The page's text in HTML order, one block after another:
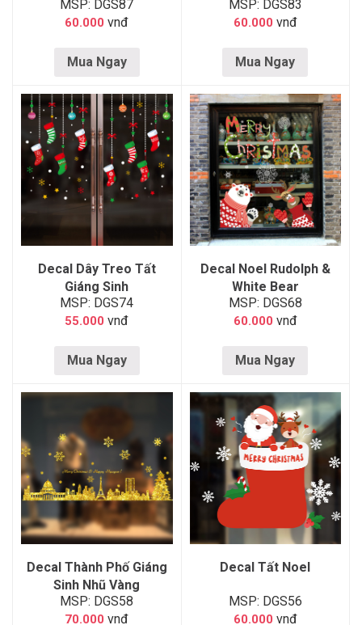
MSP: DGS87
60.000 vnđ
Mua Ngay
MSP: DGS83
60.000 vnđ
Mua Ngay
Decal Dây Treo Tất
Giáng Sinh
MSP: DGS74
55.000 vnđ
Mua Ngay
Decal Noel Rudolph &
White Bear
MSP: DGS68
60.000 vnđ
Mua Ngay
Decal Thành Phố Giáng
Sinh Nhũ Vàng
MSP: DGS58
70.000 vnđ
Decal Tất Noel
MSP: DGS56
60.000 vnđ